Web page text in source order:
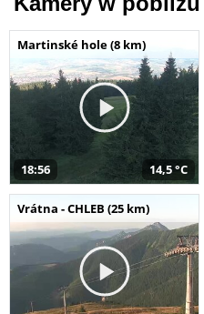
Martinské hole (8 km)
18:56 14,5 °C
Vrátna - CHLEB (25 km)